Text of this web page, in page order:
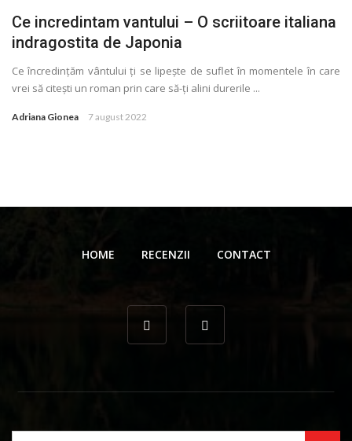
Ce incredintam vantului – O scriitoare italiana
indragostita de Japonia
Ce încredinţăm vântului ţi se lipește de suflet în momentele în care
vrei să citești un roman prin care să-ţi alini durerile ...
Adriana Gionea 7 august 2022
HOME RECENZII CONTACT